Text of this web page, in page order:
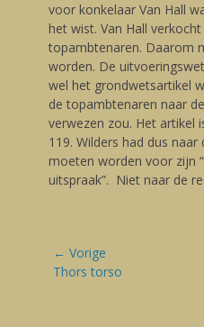
voor konkelaar Van Hall
het wist. Van Hall
topambtenaren. Daarom
worden. De
wel het grondwetsartikel
de topambtenaren naar
verwezen zou. Het artikel
119. Wilders had dus
moeten worden voor zijn
uitspraak”. Niet naar de
Bericht
navigatie
← Vorige
Vorige
Thors torso